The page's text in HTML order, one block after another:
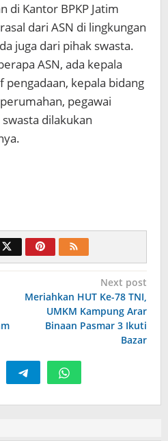
di Kantor BPKP Jatim
dari ASN di lingkungan
juga dari pihak swasta.
ASN, ada kepala
pengadaan, kepala bidang
pegawai
dilakukan
Next post
Meriahkan HUT Ke-78 TNI,
UMKM Kampung Arar
Binaan Pasmar 3 Ikuti
Bazar